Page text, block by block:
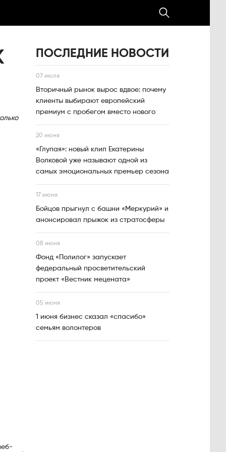
ПОСЛЕДНИЕ НОВОСТИ
07 июля
Вторичный рынок вырос вдвое: почему
клиенты выбирают европейский
премиум с пробегом вместо нового
20 июня
«Глупая»: новый клип Екатерины
Волковой уже называют одной из
самых эмоциональных премьер сезона
17 июня
Бойцов прыгнул с башни «Меркурий» и
анонсировал прыжок из стратосферы
08 июня
Фонд «Полилог» запускает
федеральный просветительский
проект «Вестник мецената»
05 июня
1 июня бизнес сказал «спасибо»
семьям волонтеров